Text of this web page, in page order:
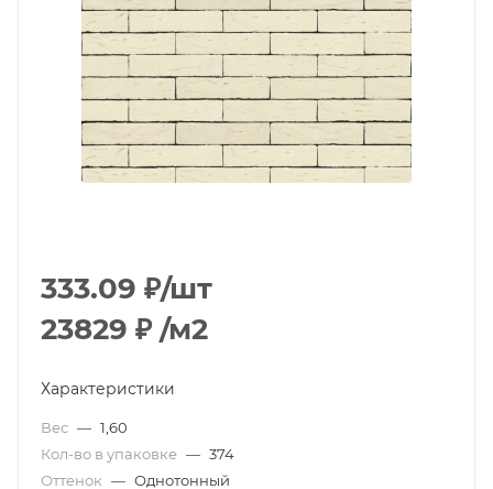
333.09 ₽/шт
23829 ₽ /м2
Характеристики
Вес — 1,60
Кол-во в упаковке — 374
Оттенок — Однотонный